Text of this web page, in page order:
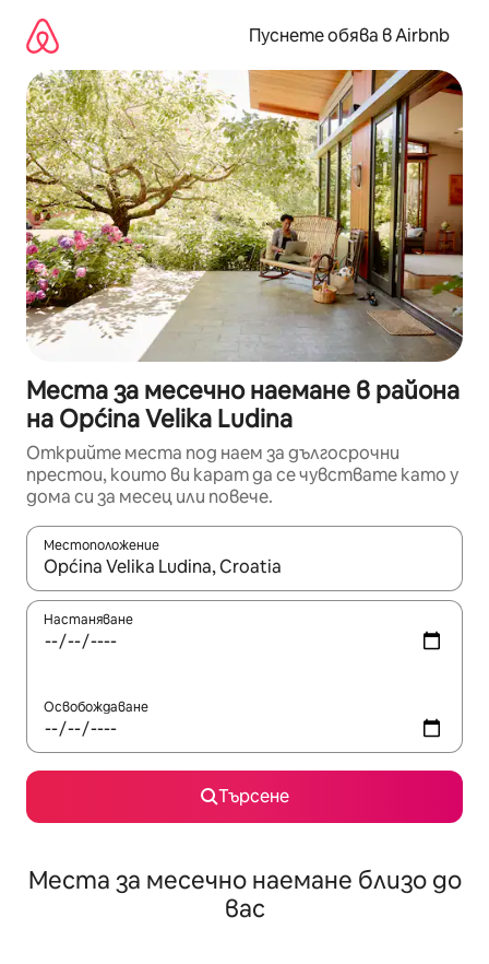
съдържанието
Пуснете обява в Airbnb
Места за месечно наемане в района
на Općina Velika Ludina
Открийте места под наем за дългосрочни
престои, които ви карат да се чувствате като у
дома си за месец или повече.
Местоположение
Когато резултатите се покажат, използвайте
Настаняване
Освобождаване
Търсене
Места за месечно наемане близо до
вас